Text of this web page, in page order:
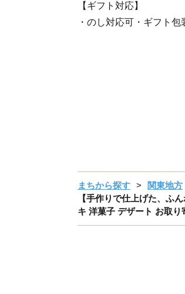
【ギフト対応】
・のし対応可・ギフト包
まちから探す 関東地方
【手作りで仕上げた、ふ
キ 洋菓子 デザート お取